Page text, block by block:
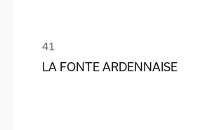
LA FONTE ARDENNAISE